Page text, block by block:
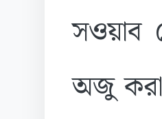
সওয়াব
অজু